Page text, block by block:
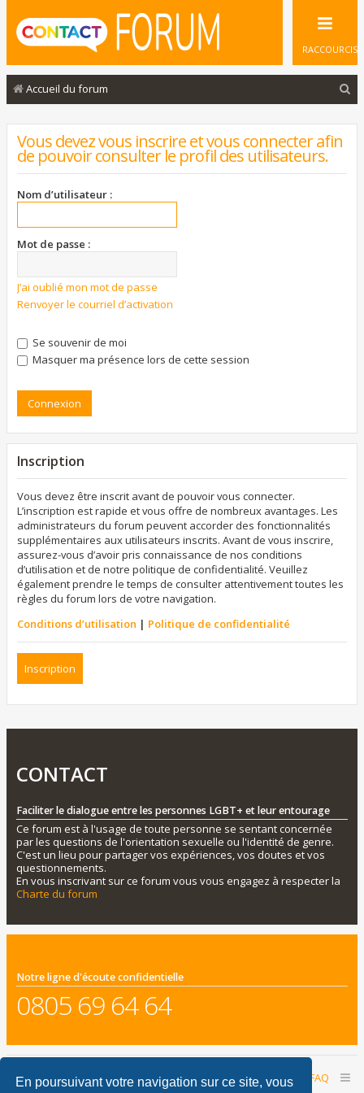
En poursuivant votre navigation sur ce site, vous
RACCOURCIS
Accueil du forum
Vous devez vous inscrire et vous connecter afin
de pouvoir consulter le profil des utilisateurs.
Nom d’utilisateur :
Mot de passe :
J’ai oublié mon mot de passe
Renvoyer le courriel d’activation
Se souvenir de moi
Masquer ma présence lors de cette session
Inscription
Vous devez être inscrit avant de pouvoir vous connecter.
L’inscription est rapide et vous offre de nombreux avantages. Les
administrateurs du forum peuvent accorder des fonctionnalités
supplémentaires aux utilisateurs inscrits. Avant de vous inscrire,
assurez-vous d’avoir pris connaissance de nos conditions
d’utilisation et de notre politique de confidentialité. Veuillez
également prendre le temps de consulter attentivement toutes les
règles du forum lors de votre navigation.
Conditions d’utilisation | Politique de confidentialité
Inscription
CONTACT
Faciliter le dialogue entre les personnes LGBT+ et leur entourage
Ce forum est à l'usage de toute personne se sentant concernée
par les questions de l'orientation sexuelle ou l'identité de genre.
C'est un lieu pour partager vos expériences, vos doutes et vos
questionnements.
En vous inscrivant sur ce forum vous vous engagez à respecter la
Charte du forum
Notre ligne d'écoute confidentielle
0805 69 64 64
Accueil du forum FAQ
Nous contacter